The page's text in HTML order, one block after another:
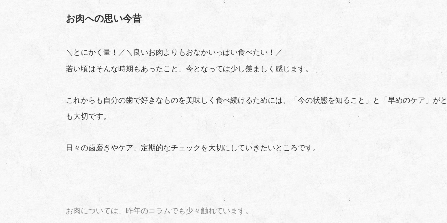
お肉への思い今昔
＼とにかく量！／＼良いお肉よりもおなかいっぱい食べたい！／
若い頃はそんな時期もあったこと、今となっては少し羨ましく感じます。
これからも自分の歯で好きなものを美味しく食べ続けるためには、「今の状態を知ること」と「早めのケア」が
も大切です。
日々の歯磨きやケア、定期的なチェックを大切にしていきたいところです。
お肉については、昨年のコラムでも少々触れています。